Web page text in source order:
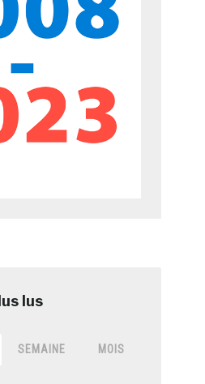
SEMAINE MOIS